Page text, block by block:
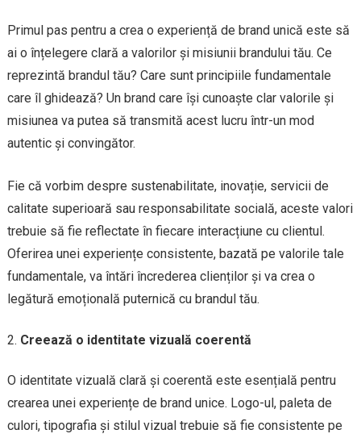
Primul pas pentru a crea o experiență de brand unică este să
ai o înțelegere clară a valorilor și misiunii brandului tău. Ce
reprezintă brandul tău? Care sunt principiile fundamentale
care îl ghidează? Un brand care își cunoaște clar valorile și
misiunea va putea să transmită acest lucru într-un mod
autentic și convingător.
Fie că vorbim despre sustenabilitate, inovație, servicii de
calitate superioară sau responsabilitate socială, aceste valori
trebuie să fie reflectate în fiecare interacțiune cu clientul.
Oferirea unei experiențe consistente, bazată pe valorile tale
fundamentale, va întări încrederea clienților și va crea o
legătură emoțională puternică cu brandul tău.
Creează o identitate vizuală coerentă
O identitate vizuală clară și coerentă este esențială pentru
crearea unei experiențe de brand unice. Logo-ul, paleta de
culori, tipografia și stilul vizual trebuie să fie consistente pe